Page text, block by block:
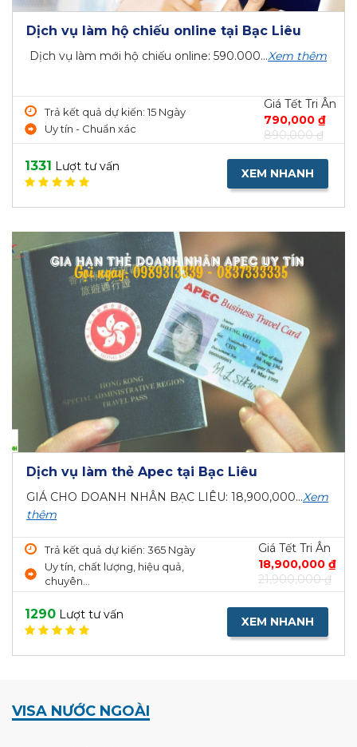
Dịch vụ làm hộ chiếu online tại Bạc Liêu
Dịch vụ làm mới hộ chiếu online: 590.000...Xem thêm
Trả kết quả dự kiến: 15 Ngày
Uy tín - Chuẩn xác
Giá Tết Tri Ân
790,000 ₫
890,000 ₫
1331 Lượt tư vấn XEM NHANH
Dịch vụ làm thẻ Apec tại Bạc Liêu
GIÁ CHO DOANH NHÂN BẠC LIÊU: 18,900,000...Xem
thêm
Trả kết quả dự kiến: 365 Ngày
Uy tín, chất lượng, hiệu quả,
chuyên...
Giá Tết Tri Ân
18,900,000 ₫
21,900,000 ₫
1290 Lượt tư vấn XEM NHANH
VISA NƯỚC NGOÀI